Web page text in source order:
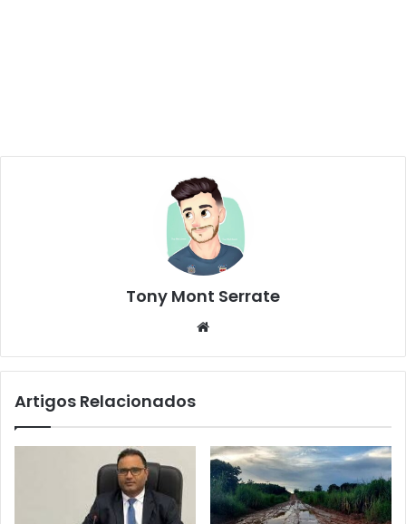
Tony Mont Serrate
te
Artigos Relacionados